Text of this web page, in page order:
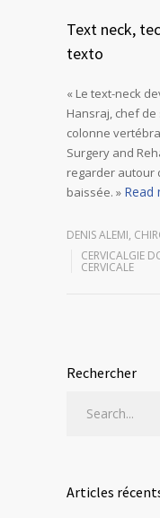
Text neck,
texto
« Le text-neck
Hansraj, chef
colonne
Surgery and
regarder autour
baissée. » Read
DENIS ALEMI,
CERVICALGIE
CERVICALE
Rechercher
Articles